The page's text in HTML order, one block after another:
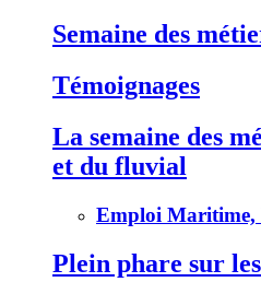
Semaine des
Témoignages
La semaine des
et du fluvial
Emploi Maritime,
Plein phare sur